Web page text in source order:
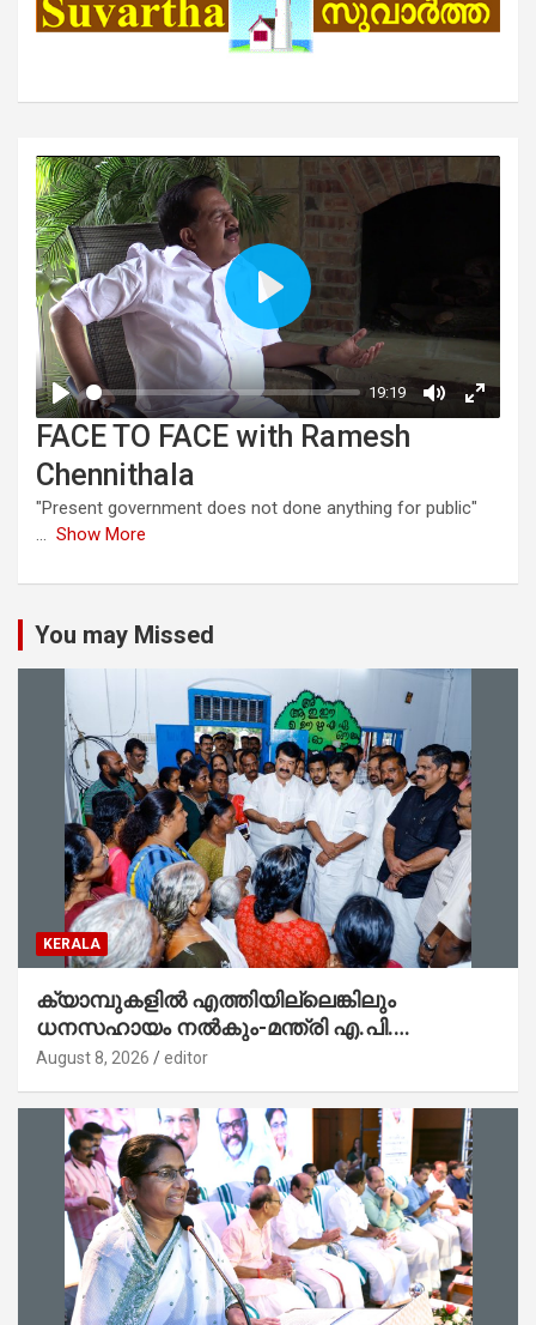
FACE TO FACE with Ramesh
Chennithala
"Present government does not done anything for public"
... Show More
You may Missed
KERALA
ക്യാമ്പുകളിൽ എത്തിയില്ലെങ്കിലും
ധനസഹായം നൽകും-മന്ത്രി എ.പി.
അനിൽകുമാർ
August 8, 2026 editor